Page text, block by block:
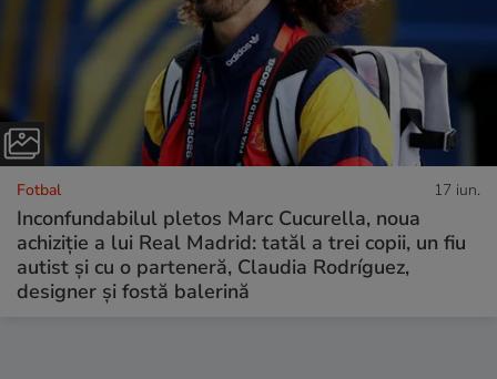
Fotbal 17 iun.
Inconfundabilul pletos Marc Cucurella, noua
achiziție a lui Real Madrid: tatăl a trei copii, un fiu
autist și cu o parteneră, Claudia Rodríguez,
designer și fostă balerină